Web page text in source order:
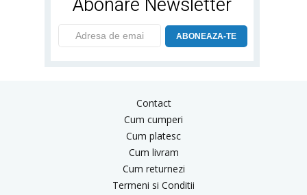
ABONEAZA-TE
Contact
Cum cumperi
Cum platesc
Cum livram
Cum returnezi
Termeni si Conditii